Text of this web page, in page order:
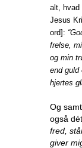
alt, hvad
Jesus
ord]:
frelse,
og min
end
hjertes
Og
også
fred,
giver